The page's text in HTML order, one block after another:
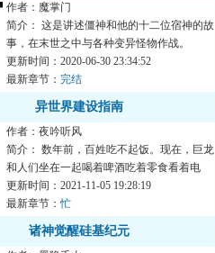
作者：魔掌门
简介： 这是讲述僵神和他的十二位宿神的故
事，在末世之中与各种变异怪物作战。
更新时间：2020-06-30 23:34:52
最新章节： 完结
异世界建设指南
作者：夜吟听风
简介： 数年前，百姓吃不起饭。现在，巨龙
和人们坐在一起喝着啤酒吃着零食看着电
视，精灵和人们一...
更新时间：2021-11-05 19:28:19
最新章节：忙
诸神觉醒硅基纪元